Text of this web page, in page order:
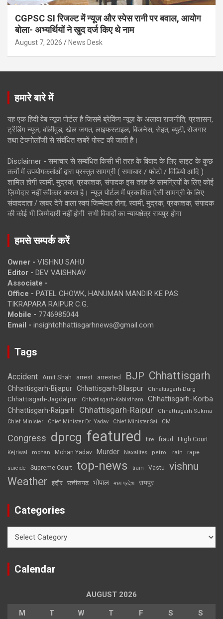
CGPSC SI रिजल्ट में न्यूज और स्पेस रानी पर बवाल, आयोग
बोला- अभ्यर्थियों ने खुद दर्ज किए थे नाम
August 7, 2026 News Desk
हमारे बारे में
यह एक हिंदी वेब न्यूज़ पोर्टल है जिसमें ब्रेकिंग न्यूज़ के अलावा राजनीति, प्रशासन,
ट्रेंडिंग न्यूज, बॉलीवुड, खेल जगत, लाइफस्टाइल, बिजनेस, सेहत, ब्यूटी, रोजगार
तथा टेक्नोलॉजी से संबंधित खबरें पोस्ट की जाती है।
Disclaimer - समाचार से सम्बंधित किसी भी तरह के विवाद के लिए साइट के कुछ
तत्वों में उपयोगकर्ताओं द्वारा प्रस्तुत सामग्री ( समाचार / फोटो / विडियो आदि )
शामिल होगी स्वामी, मुद्रक, प्रकाशक, संपादक इस तरह के सामग्रियों के लिए कोई
ज़िम्मेदार नहीं स्वीकार करता है। न्यूज़ पोर्टल में प्रकाशित ऐसी सामग्री के लिए
संवाददाता / खबर देने वाला स्वयं जिम्मेदार होगा, स्वामी, मुद्रक, प्रकाशक, संपादक
की कोई भी जिम्मेदारी नहीं होगी. सभी विवादों का न्यायक्षेत्र रायपुर होगा
हमसे सम्पर्क करें
Owner - VISHNU SAHU
Editor - DEV VAISHNAV
Associate -
Office - PATEL CHOWK, HANUMAN MANDIR KE PAS
TIKRAPARA RAIPUR C.G.
Mobile - 7746985044
Email - insightchhattisgarhnews@gmail.com
Tags
Accident Amit Shah arrest arrested BJP Chhattisgarh
Chhattisgarh-Bijapur Chhattisgarh-Bilaspur Chhattisgarh-Durg
Chhattisgarh-Jagdalpur Chhattisgarh-Kabirdham Chhattisgarh-Korba
Chhattisgarh-Raigarh Chhattisgarh-Raipur
Chhattisgarh-Sukma
Chief Minister
Chief Minister Dr. Yadav Chief Minister Sai CM
Congress dprcg featured fire fraud High Court
Kejriwal mohan Mohan Yadav Murder Naxalites petrol rain rape
suicide Supreme Court top-news train Vastu vishnu
Weather इंदौर छत्तीसगढ़ भोपाल मध्य प्रदेश रायपुर
Categories
Calendar
AUGUST 2026
M T W T F S S